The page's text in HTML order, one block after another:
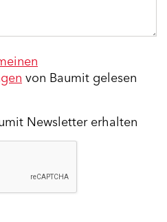
von Baumit gelesen
Newsletter erhalten